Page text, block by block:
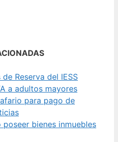
Reserva del IESS
a adultos mayores
para pago de
bienes inmuebles